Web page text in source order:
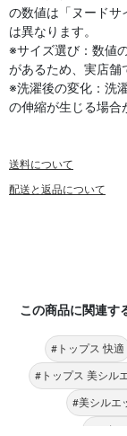
の数値は「ヌードサ
は異なります。
※サイズ選び：数値
があるため、実店舗
※洗濯後の変化：洗
の伸縮が生じる場合
送料について
配送と返品について
この商品に関連す
#トップス 快適
#トップス 美シル
#美シルエ
#スカ